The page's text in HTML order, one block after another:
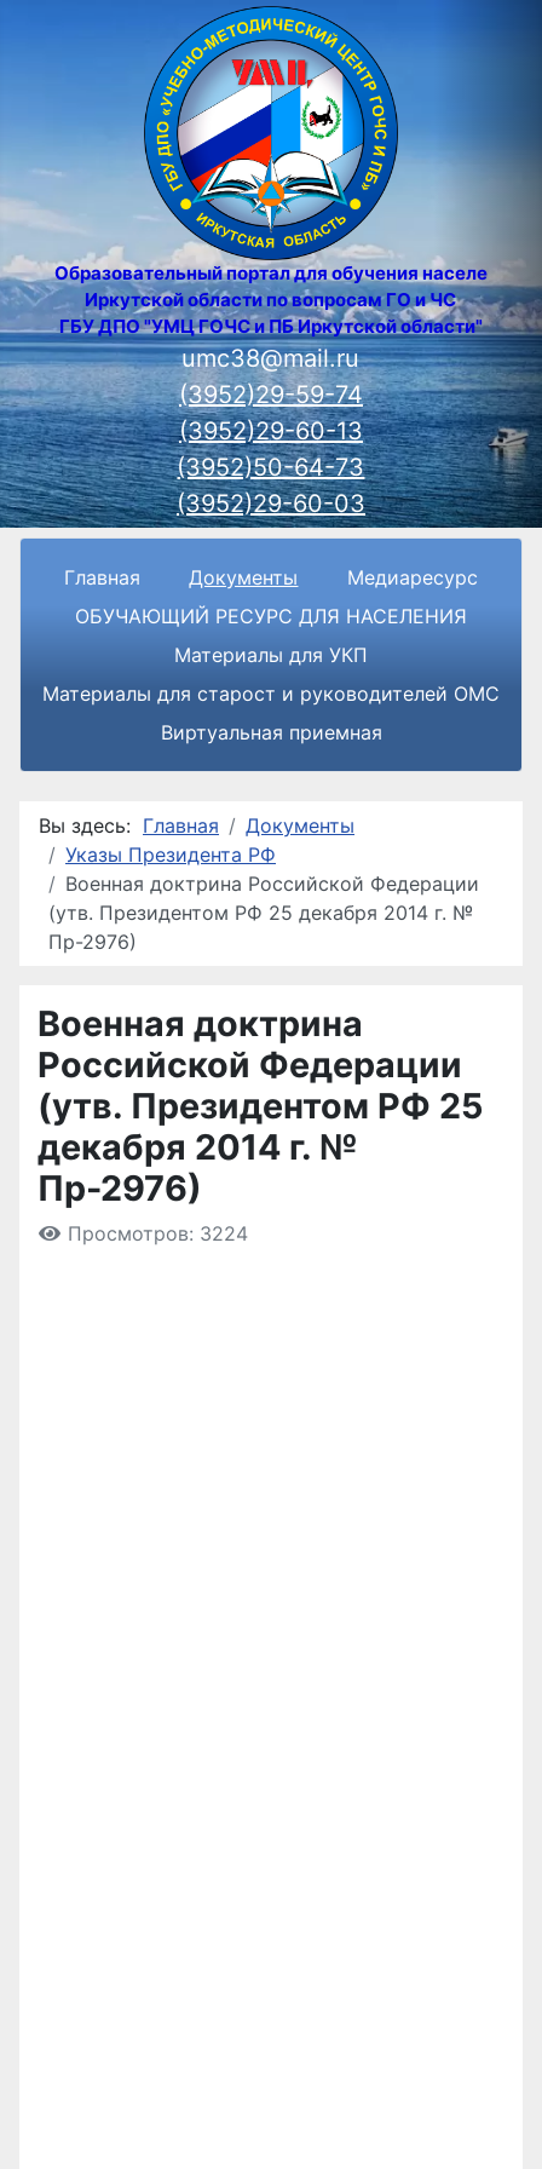
Образовательный портал для обучения населения
Иркутской области по вопросам ГО и ЧС
ГБУ ДПО "УМЦ ГОЧС и ПБ Иркутской области"
umc38@mail.ru
(3952)29-59-74
(3952)29-60-13
(3952)50-64-73
(3952)29-60-03
Главная Документы
Медиаресурс
ОБУЧАЮЩИЙ РЕСУРС ДЛЯ НАСЕЛЕНИЯ
Материалы для УКП
Материалы для старост и руководителей ОМС
Виртуальная приемная
Вы здесь: Главная
Документы
Указы Президента РФ
Военная доктрина Российской Федерации
(утв. Президентом РФ 25 декабря 2014 г. №
Пр-2976)
Военная доктрина
Российской Федерации
(утв. Президентом РФ 25
декабря 2014 г. №
Пр-2976)
Просмотров: 3224